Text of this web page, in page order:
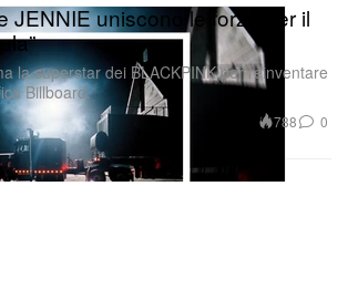
JENNIE uniscono le forze per il
la superstar dei BLACKPINK per reinventare
Billboard.
788 0